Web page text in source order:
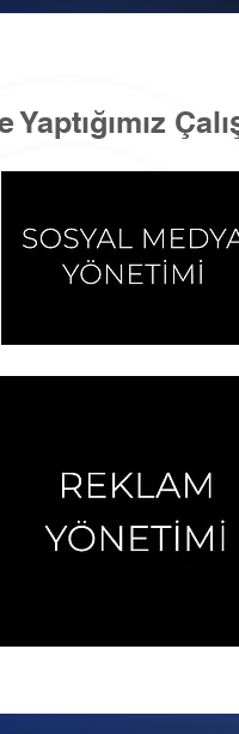
Yaptığımız